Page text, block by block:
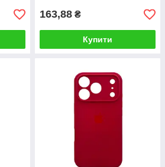
163,88 ₴
Купити